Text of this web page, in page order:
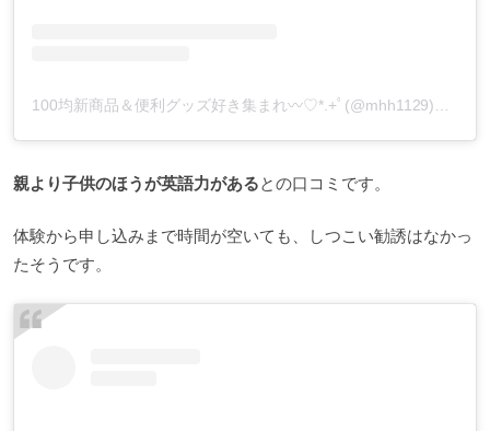
親より子供のほうが英語力があるとの口コミです。
体験から申し込みまで時間が空いても、しつこい勧誘はなかっ
たそうです。